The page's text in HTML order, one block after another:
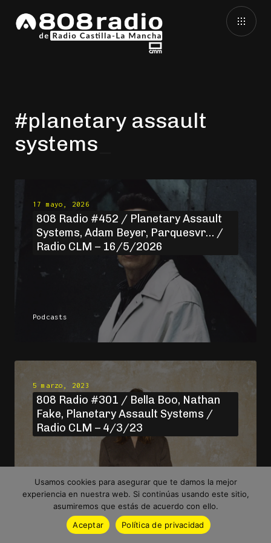
#planetary assault
systems
17 mayo, 2026
808 Radio #452 / Planetary Assault
Systems, Adam Beyer, Parquesvr… /
Radio CLM – 16/5/2026
Podcasts
5 marzo, 2023
808 Radio #301 / Bella Boo, Nathan
Fake, Planetary Assault Systems /
Radio CLM – 4/3/23
Podcasts
Usamos cookies para asegurar que te damos la mejor
experiencia en nuestra web. Si continúas usando este sitio,
asumiremos que estás de acuerdo con ello.
Aceptar
Política de privacidad